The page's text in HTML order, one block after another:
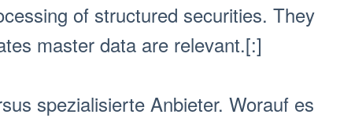
of structured securities. They
master data are relevant.[:]
spezialisierte Anbieter. Worauf es